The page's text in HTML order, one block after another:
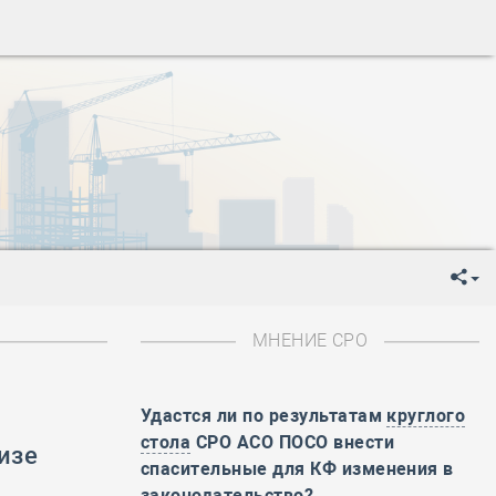
День Государственного флага Российской Федерации
-День знаний
День сотрудника органов внутренних дел РФ
День полного освобождения Ленинграда от фашистской
Весны и Труда
Победы!
День Государственного флага Российской Федерации
День полного освобождения Ленинграда от фашистской
Весны и Труда
МНЕНИЕ СРО
Удастся ли по результатам круглого
стола СРО АСО ПОСО внести
спасительные для КФ изменения в